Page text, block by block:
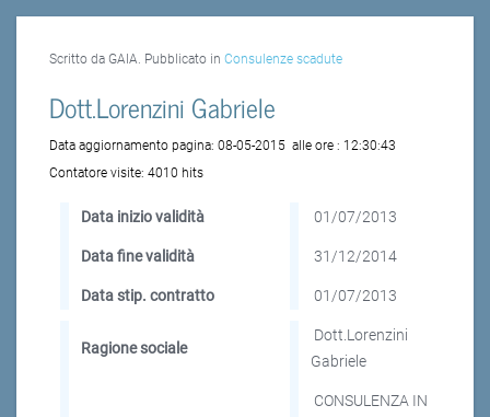
Scritto da GAIA. Pubblicato in Consulenze scadute
Dott.Lorenzini Gabriele
Data aggiornamento pagina: 08-05-2015 alle ore : 12:30:43
Contatore visite: 4010 hits
Data inizio validità 01/07/2013
Data fine validità 31/12/2014
Data stip. contratto 01/07/2013
Ragione sociale
Dott.Lorenzini
Gabriele
CONSULENZA IN